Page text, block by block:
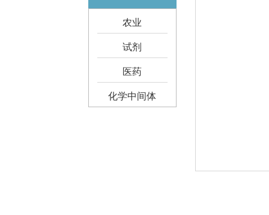
农业
试剂
医药
化学中间体